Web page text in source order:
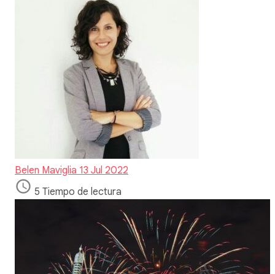
Belen Maviglia 13 Jul 2022
5 Tiempo de lectura